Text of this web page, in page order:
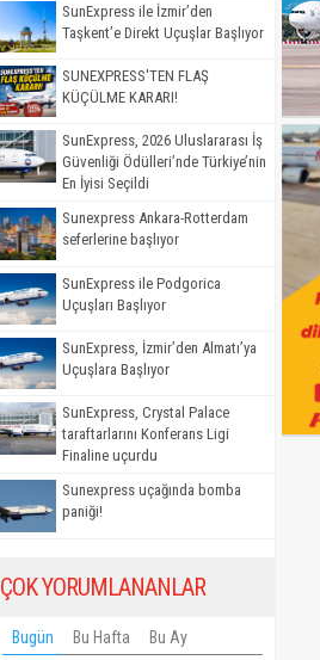
SunExpress ile İzmir’den
Taşkent’e Direkt Uçuşlar Başlıyor
SUNEXPRESS'TEN FLAŞ
KÜÇÜLME KARARI!
SunExpress, 2026 Uluslararası İş
Güvenliği Ödülleri’nde Türkiye’nin
En İyisi Seçildi
Sunexpress Ankara-Rotterdam
seferlerine başlıyor
SunExpress ile Podgorica
Uçuşları Başlıyor
SunExpress, İzmir’den Almatı’ya
Uçuşlara Başlıyor
SunExpress, Crystal Palace
taraftarlarını Konferans Ligi
Finaline uçurdu
Sunexpress uçağında bomba
paniği!
ÇOK YORUMLANANLAR
Bugün Bu Hafta Bu Ay